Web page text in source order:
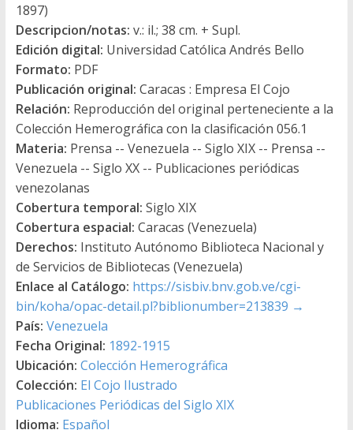
1897)
Descripcion/notas: v.: il.; 38 cm. + Supl.
Edición digital: Universidad Católica Andrés Bello
Formato: PDF
Publicación original: Caracas : Empresa El Cojo
Relación: Reproducción del original perteneciente a la
Colección Hemerográfica con la clasificación 056.1
Materia: Prensa -- Venezuela -- Siglo XIX -- Prensa --
Venezuela -- Siglo XX -- Publicaciones periódicas
venezolanas
Cobertura temporal: Siglo XIX
Cobertura espacial: Caracas (Venezuela)
Derechos: Instituto Autónomo Biblioteca Nacional y
de Servicios de Bibliotecas (Venezuela)
Enlace al Catálogo: https://sisbiv.bnv.gob.ve/cgi-
bin/koha/opac-detail.pl?biblionumber=213839 →
País: Venezuela
Fecha Original: 1892-1915
Ubicación: Colección Hemerográfica
Colección: El Cojo Ilustrado
Publicaciones Periódicas del Siglo XIX
Idioma: Español